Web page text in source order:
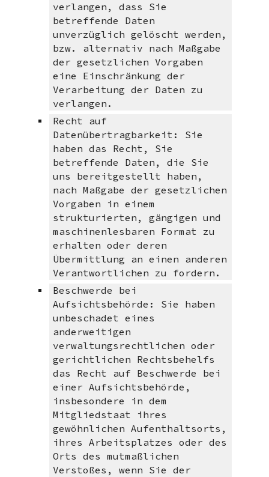
verlangen, dass Sie
betreffende Daten
unverzüglich gelöscht werden,
bzw. alternativ nach Maßgabe
der gesetzlichen Vorgaben
eine Einschränkung der
Verarbeitung der Daten zu
verlangen.
Recht auf
Datenübertragbarkeit: Sie
haben das Recht, Sie
betreffende Daten, die Sie
uns bereitgestellt haben,
nach Maßgabe der gesetzlichen
Vorgaben in einem
strukturierten, gängigen und
maschinenlesbaren Format zu
erhalten oder deren
Übermittlung an einen anderen
Verantwortlichen zu fordern.
Beschwerde bei
Aufsichtsbehörde: Sie haben
unbeschadet eines
anderweitigen
verwaltungsrechtlichen oder
gerichtlichen Rechtsbehelfs
das Recht auf Beschwerde bei
einer Aufsichtsbehörde,
insbesondere in dem
Mitgliedstaat ihres
gewöhnlichen Aufenthaltsorts,
ihres Arbeitsplatzes oder des
Orts des mutmaßlichen
Verstoßes, wenn Sie der